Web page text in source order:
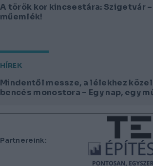
A török kor kincsestára: Szigetvár –
műemlék!
HÍREK
Mindentől messze, a lélekhez
bencés monostora – Egy nap, egy
Lábléc
Partnereink: